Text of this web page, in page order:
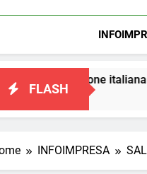
FLASH
del marketing
INFOIMPRESA